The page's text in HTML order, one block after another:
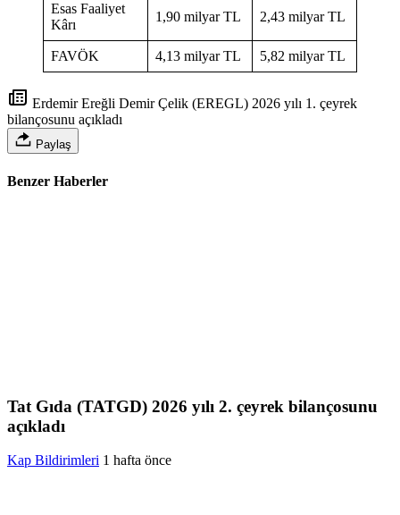
Esas Faaliyet
Kârı
1,90 milyar TL 2,43 milyar TL
FAVÖK 4,13 milyar TL 5,82 milyar TL
Erdemir Ereğli Demir Çelik (EREGL) 2026 yılı 1. çeyrek
bilançosunu açıkladı
Paylaş
Benzer Haberler
Tat Gıda (TATGD) 2026 yılı 2. çeyrek bilançosunu
açıkladı
Kap Bildirimleri 1 hafta önce